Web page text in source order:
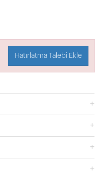
Hatırlatma Talebi Ekle